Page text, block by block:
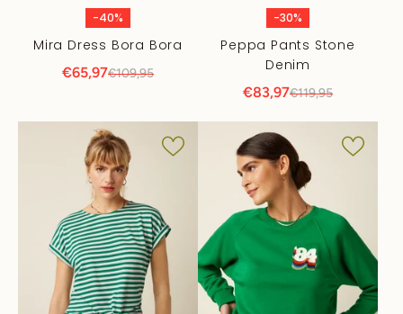
-40%
Mira Dress Bora Bora
€65,97€109,95
-30%
Peppa Pants Stone
Denim
€83,97€119,95